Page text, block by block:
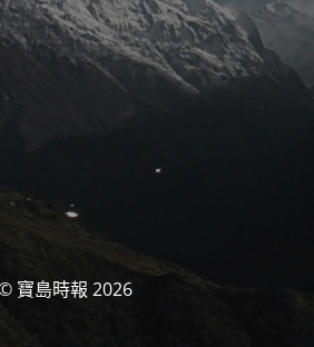
寶島時報 2026